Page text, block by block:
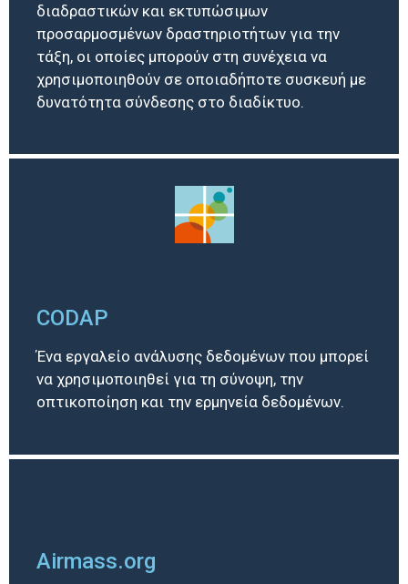
διαδραστικών και εκτυπώσιμων
προσαρμοσμένων δραστηριοτήτων για την
τάξη, οι οποίες μπορούν στη συνέχεια να
χρησιμοποιηθούν σε οποιαδήποτε συσκευή με
δυνατότητα σύνδεσης στο διαδίκτυο.
CODAP
Ένα εργαλείο ανάλυσης δεδομένων που μπορεί
να χρησιμοποιηθεί για τη σύνοψη, την
οπτικοποίηση και την ερμηνεία δεδομένων.
Airmass.org